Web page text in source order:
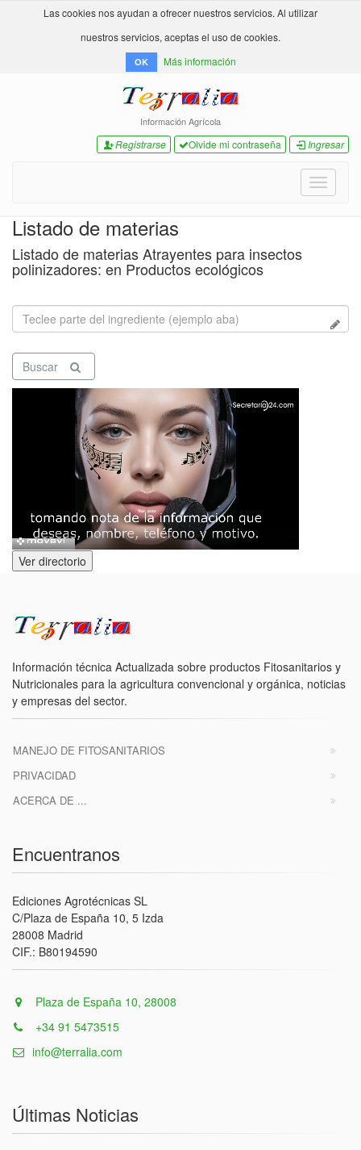
Las cookies nos ayudan a ofrecer nuestros servicios. Al utilizar
nuestros servicios, aceptas el uso de cookies.
OK Más información
Información Agrícola
Registrarse Olvide mi contraseña Ingresar
Toggle
Listado de materias
Listado de materias Atrayentes para insectos
polinizadores: en Productos ecológicos
Buscar
Ver directorio
Información técnica Actualizada sobre productos Fitosanitarios y
Nutricionales para la agricultura convencional y orgánica, noticias
y empresas del sector.
MANEJO DE FITOSANITARIOS
PRIVACIDAD
ACERCA DE ...
Encuentranos
Ediciones Agrotécnicas SL
C/Plaza de España 10, 5 Izda
28008 Madrid
CIF.: B80194590
Plaza de España 10, 28008
+34 91 5473515
info@terralia.com
Últimas Noticias